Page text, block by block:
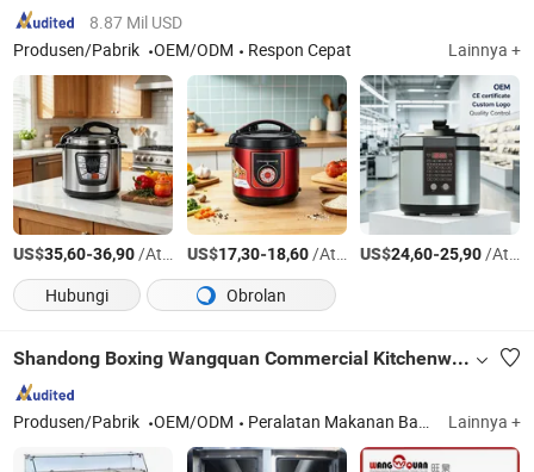
8.87 Mil USD
Produsen/Pabrik
OEM/ODM Respon Cepat Lainnya +
US$35,60-36,90/Atur US$17,30-18,60/Atur US$24,60-25,90/Atur
Hubungi
Obrolan
Shandong Boxing Wangquan Commercial Kitchenware Co., Ltd.
Produsen/Pabrik OEM/ODM Peralatan Makanan Barat, Peralatan Camilan & Makanan Cepat Saji, Mesin Pencuci Piring, Pengukus Nasi, Pendinginan, Meja Kerja, Troli, Wastafel Dapur, Rak, Cerobong, Lemari, Loker Lainnya +